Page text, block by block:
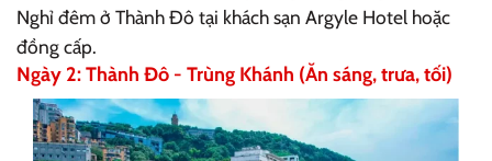
Nghỉ đêm ở Thành Đô tại khách sạn Argyle Hotel hoặc
đồng cấp.
Ngày 2: Thành Đô - Trùng Khánh (Ăn sáng, trưa, tối)